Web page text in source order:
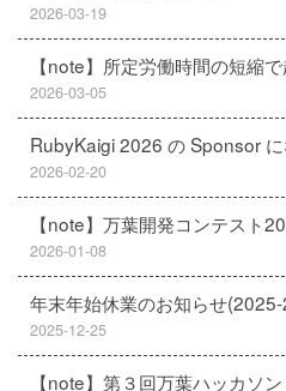
2026-03-19
【note】所定労働時間の短縮
2026-03-05
RubyKaigi 2026 の Sponsor
2026-02-20
【note】万葉開発コンテスト
2026-01-08
年末年始休業のお知らせ
2025-12-25
【note】第３回万葉ハッカソ